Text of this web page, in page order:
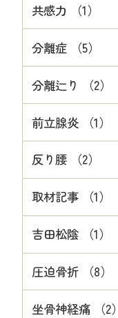
共感力 （1）
分離症 （5）
分離辷り （2）
前立腺炎 （1）
反り腰 （2）
取材記事 （1）
吉田松陰 （1）
圧迫骨折 （8）
坐骨神経痛 （2）